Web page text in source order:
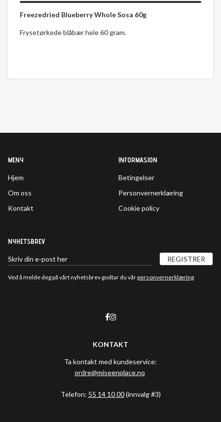
Freezedried Blueberry Whole Sosa 60g
Frysetørkede blåbær hele 60 gram.
MENY
Hjem
Om oss
Kontakt
INFORMASJON
Betingelser
Personvernerklæring
Cookie policy
NYHETSBREV
REGISTRER
Ved å melde deg på vårt nyhetsbrev godtar du vårpersonvernerklæring
KONTAKT
Ta kontakt med kundeservice:
ordre@miseenplace.no
Telefon: 55 14 10 00(innvalg #3)